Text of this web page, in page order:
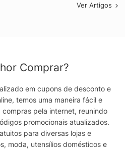
Ver Artigos
Comprar?
em cupons de desconto e
temos uma maneira fácil e
pela internet, reunindo
promocionais atualizados.
para diversas lojas e
moda, utensílios domésticos e